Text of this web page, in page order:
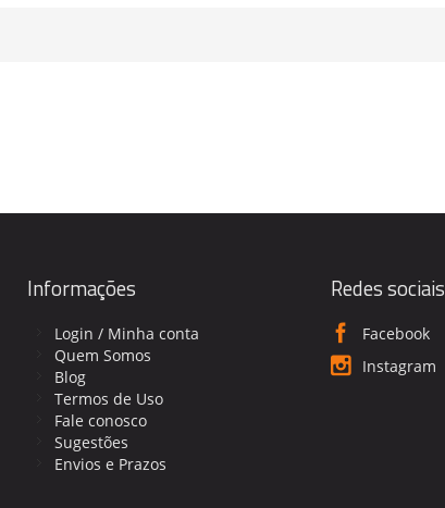
Informações
Login / Minha conta
Quem Somos
Blog
Termos de Uso
Fale conosco
Sugestões
Envios e Prazos
Redes sociais
Facebook
Instagram